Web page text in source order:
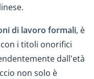
di lavoro formali, è
i titoli onorifici
dall'età
non solo è